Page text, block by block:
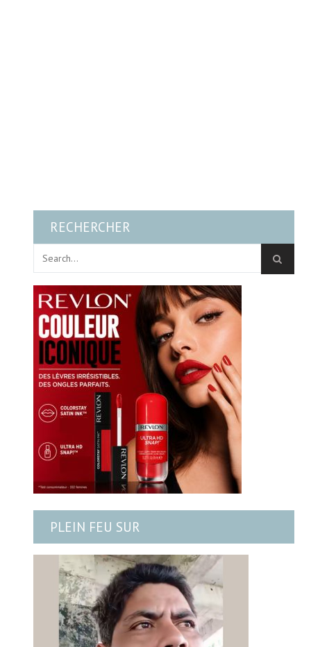
RECHERCHER
PLEIN FEU SUR